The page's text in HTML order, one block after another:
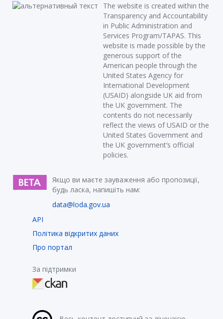
The website is created within the
Transparency and Accountability
in Public Administration and
Services Program/TAPAS. This
website is made possible by the
generous support of the
American people through the
United States Agency for
International Development
(USAID) alongside UK aid from
the UK government. The
contents do not necessarily
reflect the views of USAID or the
United States Government and
the UK government’s official
policies.
Якщо ви маєте зауваження або пропозиції,
будь ласка, напишіть нам:
data@loda.gov.ua
API
Політика відкритих даних
Про портал
За підтримки